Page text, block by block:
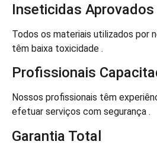
Inseticidas Aprovados
Todos os materiais utilizados por
têm baixa toxicidade .
Profissionais
Nossos profissionais têm
efetuar serviços com segurança .
Garantia Total